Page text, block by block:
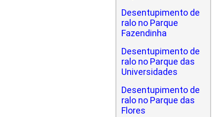
Desentupimento de
ralo no Parque
Fazendinha
Desentupimento de
ralo no Parque das
Universidades
Desentupimento de
ralo no Parque das
Flores